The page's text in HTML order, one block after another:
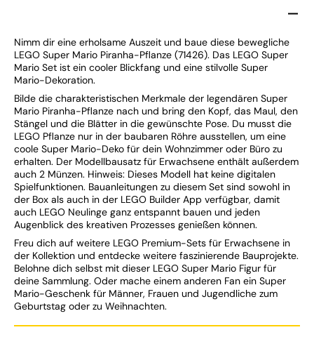
Nimm dir eine erholsame Auszeit und baue diese bewegliche
LEGO Super Mario Piranha-Pflanze (71426). Das LEGO Super
Mario Set ist ein cooler Blickfang und eine stilvolle Super
Mario-Dekoration.
Bilde die charakteristischen Merkmale der legendären Super
Mario Piranha-Pflanze nach und bring den Kopf, das Maul, den
Stängel und die Blätter in die gewünschte Pose. Du musst die
LEGO Pflanze nur in der baubaren Röhre ausstellen, um eine
coole Super Mario-Deko für dein Wohnzimmer oder Büro zu
erhalten. Der Modellbausatz für Erwachsene enthält außerdem
auch 2 Münzen. Hinweis: Dieses Modell hat keine digitalen
Spielfunktionen. Bauanleitungen zu diesem Set sind sowohl in
der Box als auch in der LEGO Builder App verfügbar, damit
auch LEGO Neulinge ganz entspannt bauen und jeden
Augenblick des kreativen Prozesses genießen können.
Freu dich auf weitere LEGO Premium-Sets für Erwachsene in
der Kollektion und entdecke weitere faszinierende Bauprojekte.
Belohne dich selbst mit dieser LEGO Super Mario Figur für
deine Sammlung. Oder mache einem anderen Fan ein Super
Mario-Geschenk für Männer, Frauen und Jugendliche zum
Geburtstag oder zu Weihnachten.